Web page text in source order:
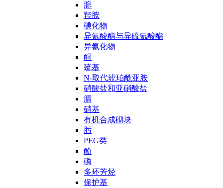
腙
羟胺
碘化物
异氰酸酯与异硫氰酸酯
异氰化物
酮
巯基
N-取代琥珀酰亚胺
硝酸盐和亚硝酸盐
腈
硝基
有机合成砌块
肟
PEG类
酚
磷
多环芳烃
保护基